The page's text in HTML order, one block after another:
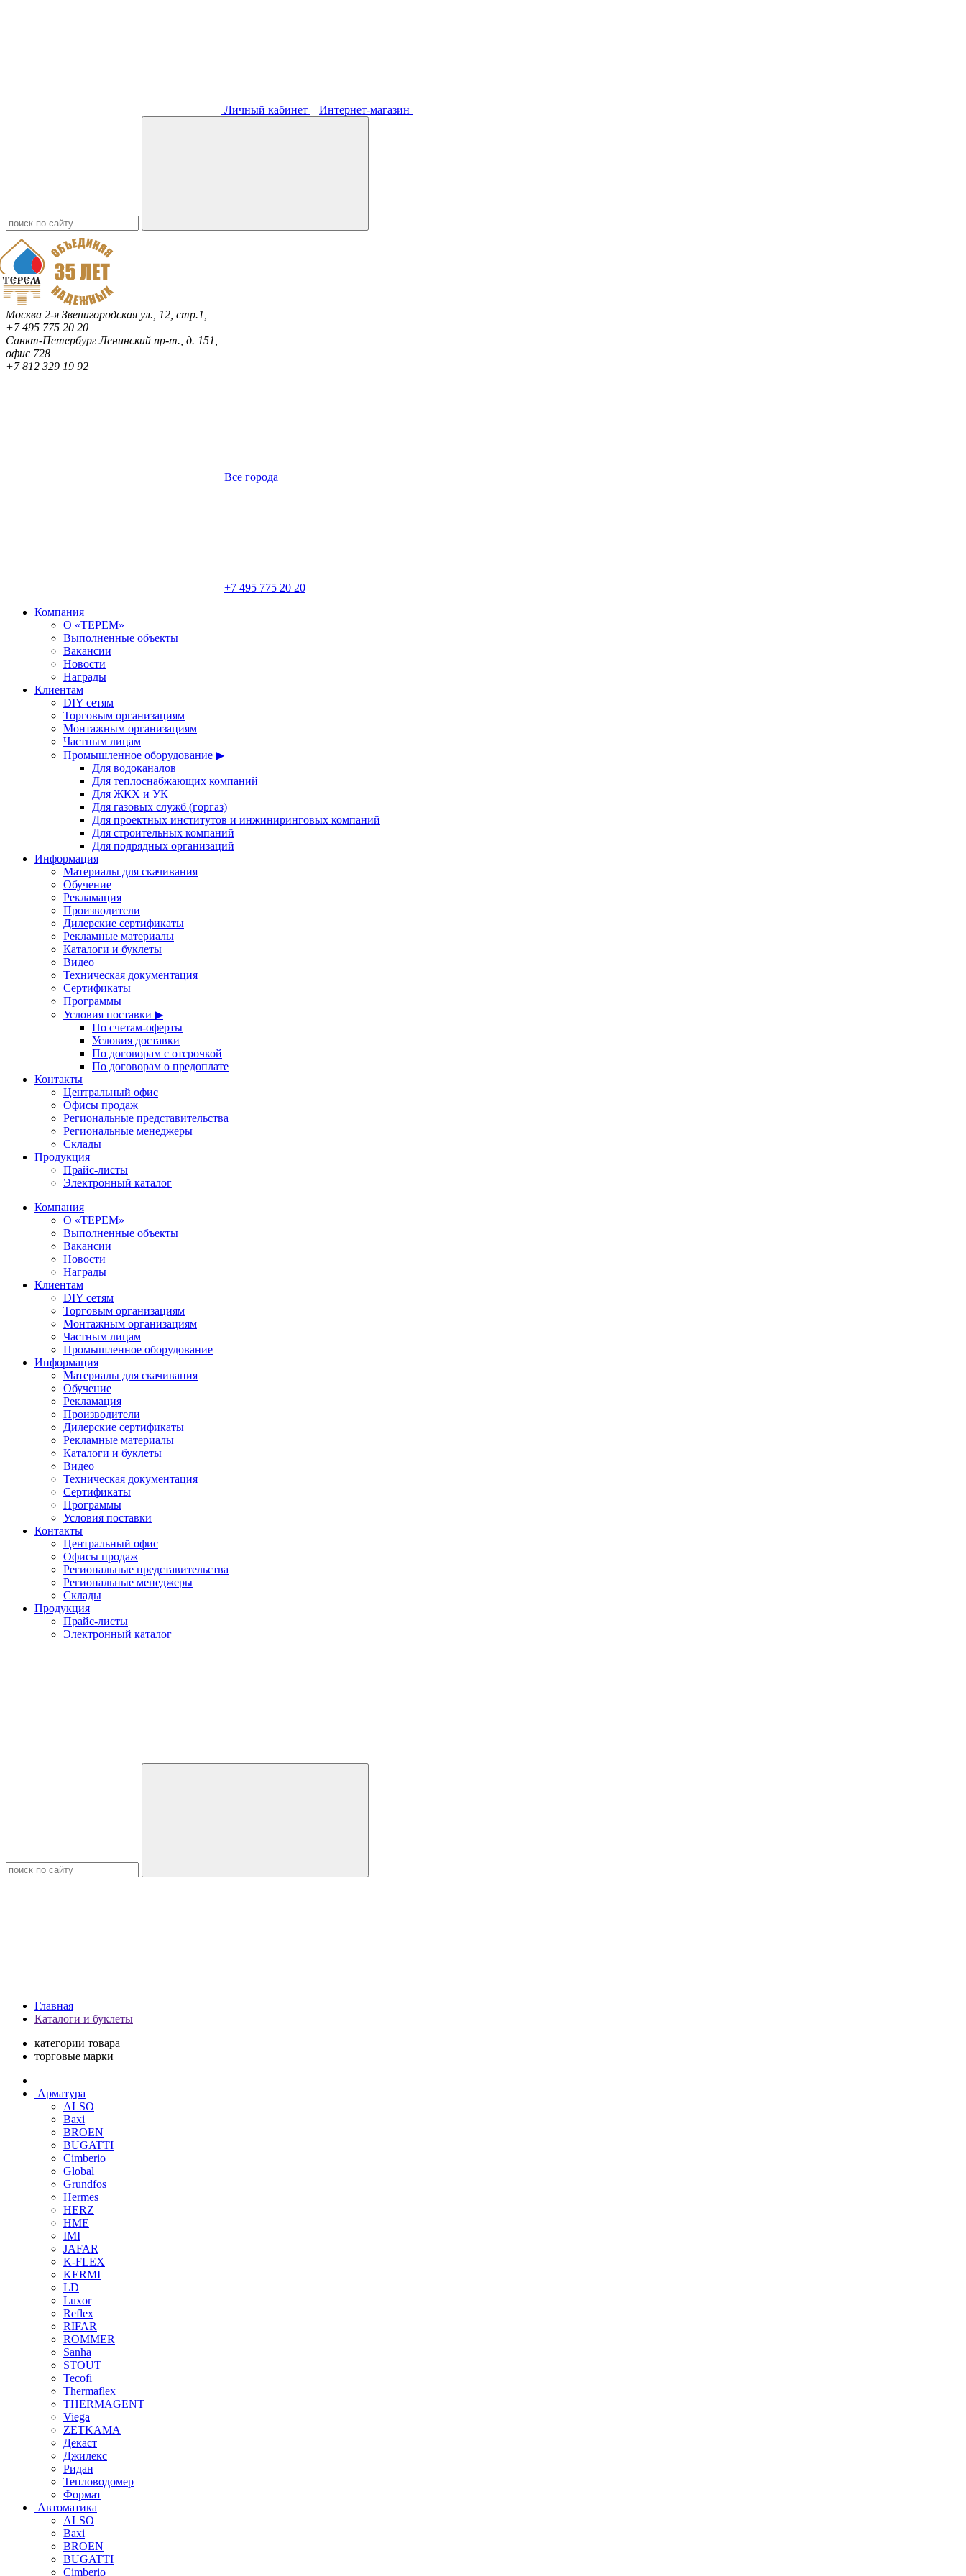
Личный кабинет Интернет-магазин
Москва 2-я Звенигородская ул., 12, стр.1,
+7 495 775 20 20
Санкт-ПетербургЛенинский пр-т., д. 151,
офис 728
+7 812 329 19 92
Все города
+7 495 775 20 20
Компания
О «ТЕРЕМ»
Выполненные объекты
Вакансии
Новости
Награды
Клиентам
DIY сетям
Торговым организациям
Монтажным организациям
Частным лицам
Промышленное оборудование ▶
Для водоканалов
Для теплоснабжающих компаний
Для ЖКХ и УК
Для газовых служб (горгаз)
Для проектных институтов и инжиниринговых компаний
Для строительных компаний
Для подрядных организаций
Информация
Материалы для скачивания
Обучение
Рекламация
Производители
Дилерские сертификаты
Рекламные материалы
Каталоги и буклеты
Видео
Техническая документация
Сертификаты
Программы
Условия поставки ▶
По счетам-оферты
Условия доставки
По договорам с отсрочкой
По договорам о предоплате
Контакты
Центральный офис
Офисы продаж
Региональные представительства
Региональные менеджеры
Склады
Продукция
Прайс-листы
Электронный каталог
Компания
О «ТЕРЕМ»
Выполненные объекты
Вакансии
Новости
Награды
Клиентам
DIY сетям
Торговым организациям
Монтажным организациям
Частным лицам
Промышленное оборудование
Информация
Материалы для скачивания
Обучение
Рекламация
Производители
Дилерские сертификаты
Рекламные материалы
Каталоги и буклеты
Видео
Техническая документация
Сертификаты
Программы
Условия поставки
Контакты
Центральный офис
Офисы продаж
Региональные представительства
Региональные менеджеры
Склады
Продукция
Прайс-листы
Электронный каталог
Главная
Каталоги и буклеты
категории товара
торговые марки
Арматура
ALSO
Baxi
BROEN
BUGATTI
Cimberio
Global
Grundfos
Hermes
HERZ
HME
IMI
JAFAR
K-FLEX
KERMI
LD
Luxor
Reflex
RIFAR
ROMMER
Sanha
STOUT
Tecofi
Thermaflex
THERMAGENT
Viega
ZETKAMA
Декаст
Джилекс
Ридан
Тепловодомер
Формат
Автоматика
ALSO
Baxi
BROEN
BUGATTI
Cimberio